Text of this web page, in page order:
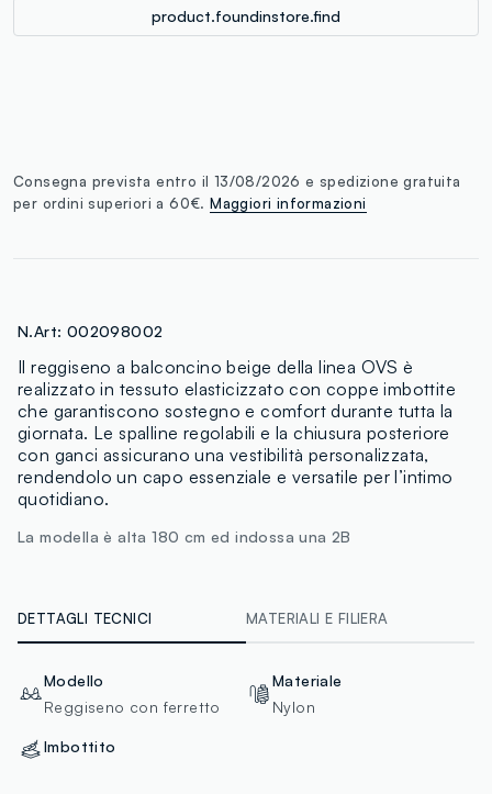
product.foundinstore.find
Consegna prevista entro il 13/08/2026 e spedizione gratuita
per ordini superiori a 60€.Maggiori informazioni
N.Art: 002098002
Il reggiseno a balconcino beige della linea OVS è
realizzato in tessuto elasticizzato con coppe imbottite
che garantiscono sostegno e comfort durante tutta la
giornata. Le spalline regolabili e la chiusura posteriore
con ganci assicurano una vestibilità personalizzata,
rendendolo un capo essenziale e versatile per l’intimo
quotidiano.
La modella è alta 180 cm ed indossa una 2B
DETTAGLI TECNICI MATERIALI E FILIERA
Modello
Reggiseno con ferretto
Materiale
Nylon
Imbottito